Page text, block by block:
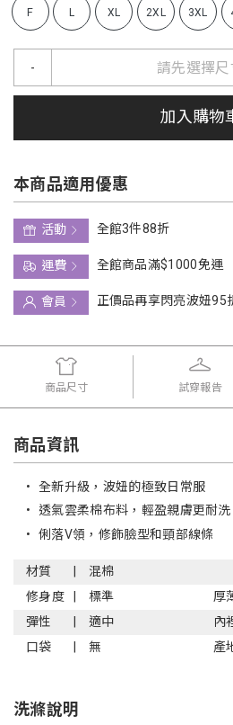
F L XL 2XL 3XL
請先選擇
-
加入購物
本商品適用優惠
活動
全館3件88折
運費
全館商品滿$1000免運
會員
正價品再享閃亮波妞95
商品尺寸 試穿報告
商品資訊
• 全新升級，波妞的極致日常服
• 透氣雲柔棉布料，輕盈親膚更耐洗
• 俐落V領，修飾臉型和頸部線條
材質
混棉
修身度
標準 厚
彈性
適中 內
口袋
無 產
洗滌說明